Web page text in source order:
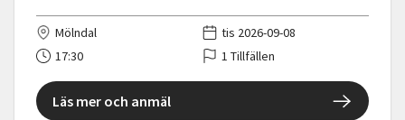
Mölndal
tis 2026-09-08
17:30
1 Tillfällen
Läs mer och anmäl